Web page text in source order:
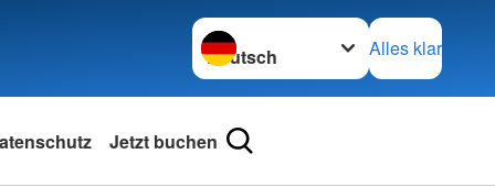
Sprache wechseln zu
Alles klar
Jetzt buchen